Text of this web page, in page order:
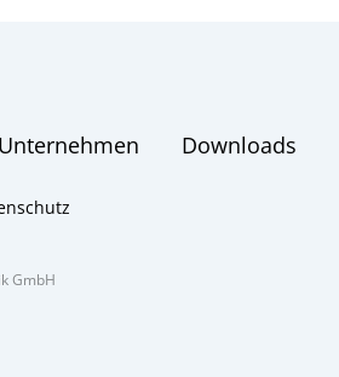
Unternehmen Downloads
GmbH